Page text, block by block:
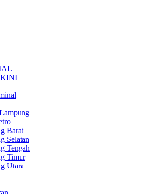
Barat
Selatan
Tengah
Timur
Utara